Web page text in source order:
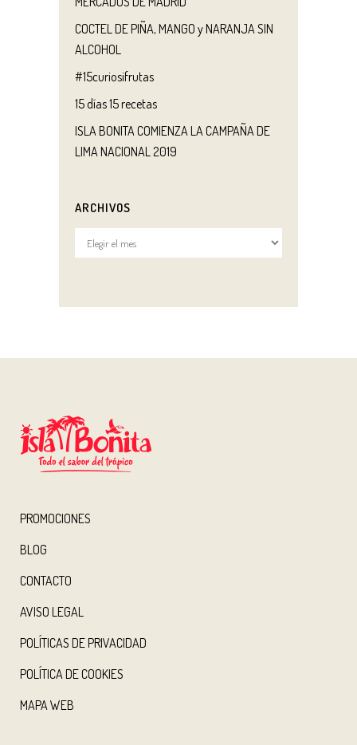
COCTEL DE PIÑA, MANGO y NARANJA SIN
ALCOHOL
#15curiosifrutas
15 días 15 recetas
ISLA BONITA COMIENZA LA CAMPAÑA DE
LIMA NACIONAL 2019
ARCHIVOS
Archivos
PROMOCIONES
BLOG
CONTACTO
AVISO LEGAL
POLÍTICAS DE PRIVACIDAD
POLÍTICA DE COOKIES
MAPA WEB